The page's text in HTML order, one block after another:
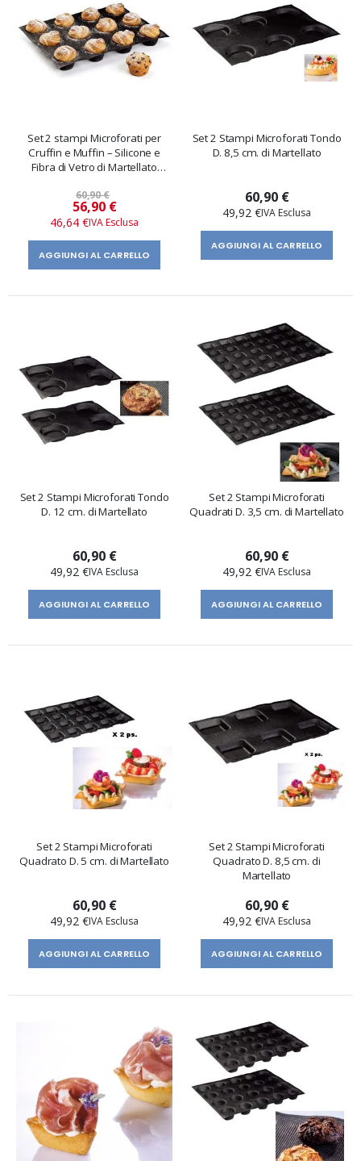
Set 2 stampi Microforati per
Cruffin e Muffin – Silicone e
Fibra di Vetro di Martellato
60,90 €
Prezzo
speciale
56,90 €
46,64 €
AGGIUNGI AL CARRELLO
Set 2 Stampi Microforati Tondo
D. 8,5 cm. di Martellato
60,90 €
49,92 €
AGGIUNGI AL CARRELLO
Set 2 Stampi Microforati Tondo
D. 12 cm. di Martellato
60,90 €
49,92 €
AGGIUNGI AL CARRELLO
Set 2 Stampi Microforati
Quadrati D. 3,5 cm. di Martellato
60,90 €
49,92 €
AGGIUNGI AL CARRELLO
Set 2 Stampi Microforati
Quadrato D. 5 cm. di Martellato
60,90 €
49,92 €
AGGIUNGI AL CARRELLO
Set 2 Stampi Microforati
Quadrato D. 8,5 cm. di
Martellato
60,90 €
49,92 €
AGGIUNGI AL CARRELLO